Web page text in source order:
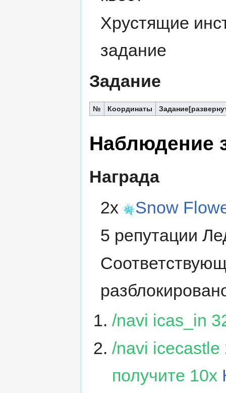
Хрустящие
задание
Задание
№ Координаты Задание
Наблюдение
Награда
2x
Snow
5 репутации
/navi icas_in
/navi
получите 10x